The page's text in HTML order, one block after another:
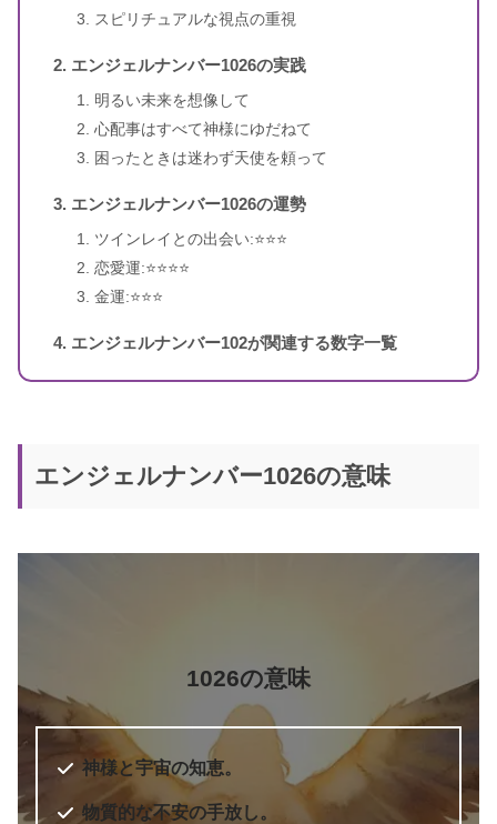
訳者 牧野・M・美枝
出版年 2007年1月
ダイヤモンド社
出版年 2010年7月
4桁のエンジェルナンバー
5桁のエンジェルナンバー
6桁のエンジェルナンバー
スピリチュアルな視点の重視
エンジェルナンバー1026の実践
明るい未来を想像して
心配事はすべて神様にゆだねて
困ったときは迷わず天使を頼って
エンジェルナンバー1026の運勢
ツインレイとの出会い:⭐️⭐️⭐️
恋愛運:⭐️⭐️⭐️⭐️
金運:⭐️⭐️⭐️
エンジェルナンバー102が関連する数字一覧
エンジェルナンバー1026の意味
1026の意味
神様と宇宙の知恵。
物質的な不安の手放し。